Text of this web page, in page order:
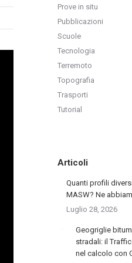
Prove in situ
Pubblicazioni
Scuole
Tecnologia
Terremoto
Topografia
Trasporti
Tutorial
Articoli
Quanti profili
MASW? Ne
Luglio 28, 2026
Geogriglie
stradali: il
nel calcolo con